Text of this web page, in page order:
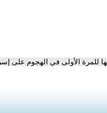
للمرة الأولى في الهجوم على